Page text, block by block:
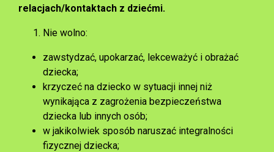
relacjach/kontaktach z dziećmi.
Nie wolno:
zawstydzać, upokarzać, lekceważyć i obrażać
dziecka;
krzyczeć na dziecko w sytuacji innej niż
wynikająca z zagrożenia bezpieczeństwa
dziecka lub innych osób;
w jakikolwiek sposób naruszać integralności
fizycznej dziecka;